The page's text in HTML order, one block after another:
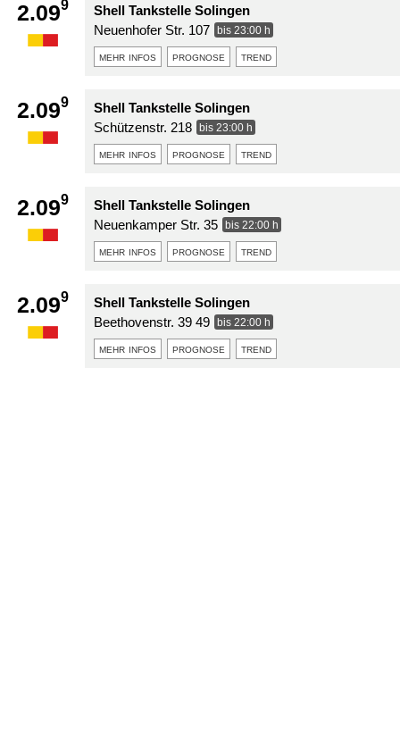
2.099
Shell Tankstelle Solingen
Neuenhofer Str. 107
bis 23:00 h
mehr infos prognose trend
2.099
Shell Tankstelle Solingen
Schützenstr. 218
bis 23:00 h
mehr infos prognose trend
2.099
Shell Tankstelle Solingen
Neuenkamper Str. 35
bis 22:00 h
mehr infos prognose trend
2.099
Shell Tankstelle Solingen
Beethovenstr. 39 49
bis 22:00 h
mehr infos prognose trend